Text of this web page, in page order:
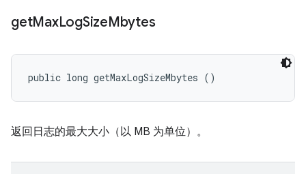
getMaxLogSizeMbytes
public long getMaxLogSizeMbytes ()
返回日志的最大大小（以 MB 为单位）。